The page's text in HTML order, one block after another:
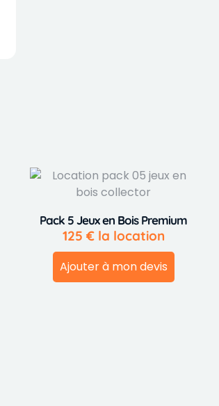
Pack 5 Jeux en Bois Premium
125 €la location
Ajouter à mon devis